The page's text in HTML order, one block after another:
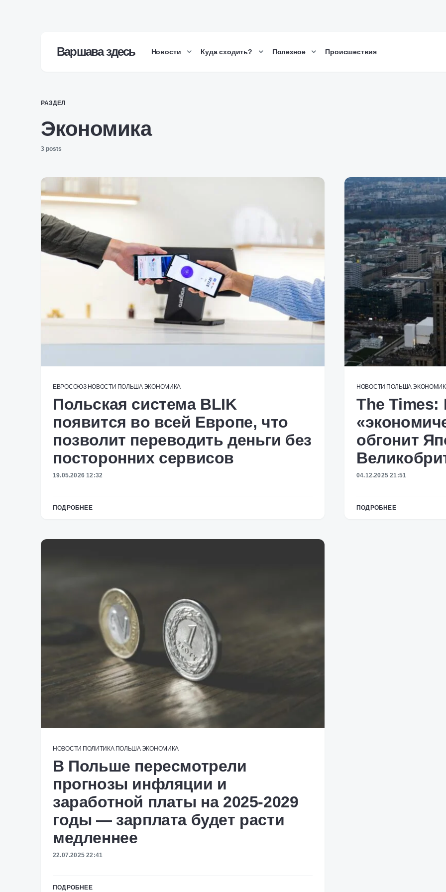
Варшава здесь Новости Куда сходить? Полезное Происшествия
РАЗДЕЛ
Экономика
3 posts
ЕВРОСОЮЗ НОВОСТИ ПОЛЬШАЭКОНОМИКА
Польская система BLIK
появится во всей Европе, что
позволит переводить деньги без
посторонних сервисов
19.05.2026 12:32
ПОДРОБНЕЕ
НОВОСТИ ПОЛЬША
The
обгонит
04.12.2025 21:51
ПОДРОБНЕЕ
НОВОСТИ ПОЛИТИКА ПОЛЬШАЭКОНОМИКА
В Польше пересмотрели
прогнозы инфляции и
заработной платы на 2025-2029
годы — зарплата будет расти
медленнее
22.07.2025 22:41
ПОДРОБНЕЕ